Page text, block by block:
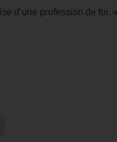
d’une profession de foi.